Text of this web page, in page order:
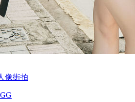
像街拍